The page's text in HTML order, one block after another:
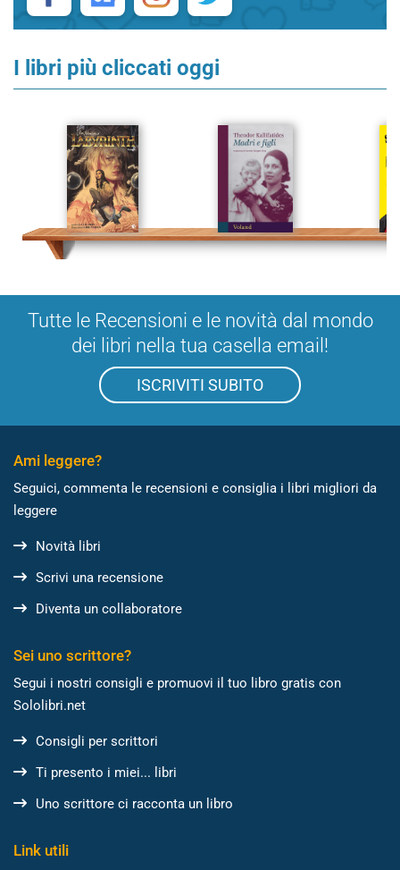
I libri più cliccati oggi
Tutte le Recensioni e le novità dal mondo
dei libri nella tua casella email!
ISCRIVITI SUBITO
Ami leggere?
Seguici, commenta le recensioni e consiglia i libri migliori da
leggere
Novità libri
Scrivi una recensione
Diventa un collaboratore
Sei uno scrittore?
Segui i nostri consigli e promuovi il tuo libro gratis con
Sololibri.net
Consigli per scrittori
Ti presento i miei... libri
Uno scrittore ci racconta un libro
Link utili